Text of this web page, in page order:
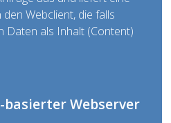
Webclient, die falls
Daten als Inhalt (Content)
Webserver